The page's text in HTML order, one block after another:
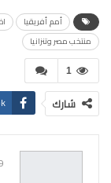
أمم أفريقيا
منتخب مصر وتنزانيا
1
شارك
البريد الإلكتروني